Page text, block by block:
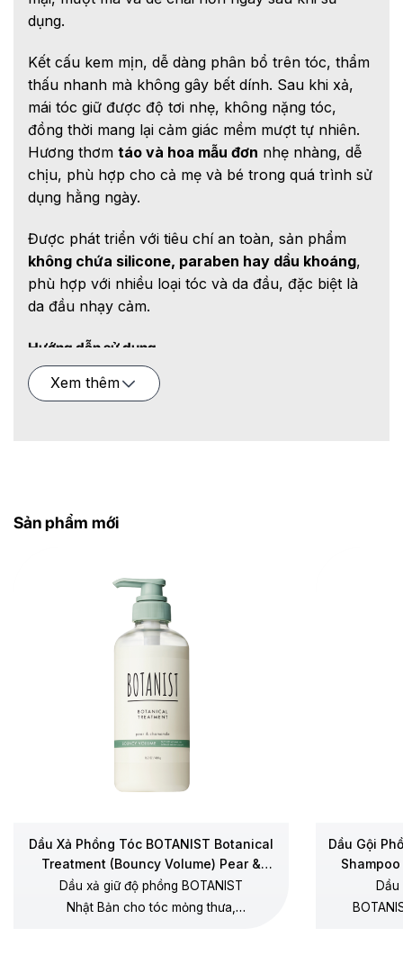
dụng.
Kết cấu kem mịn, dễ dàng phân bổ trên tóc, thẩm
thấu nhanh mà không gây bết dính. Sau khi xả,
mái tóc giữ được độ tơi nhẹ, không nặng tóc,
đồng thời mang lại cảm giác mềm mượt tự nhiên.
Hương thơm táo và hoa mẫu đơn nhẹ nhàng, dễ
chịu, phù hợp cho cả mẹ và bé trong quá trình sử
dụng hằng ngày.
Được phát triển với tiêu chí an toàn, sản phẩm
không chứa silicone, paraben hay dầu khoáng,
phù hợp với nhiều loại tóc và da đầu, đặc biệt là
da đầu nhạy cảm.
Hướng dẫn sử dụng
Sau khi gội đầu, lấy một lượng dầu xả vừa đủ,
thoa đều lên thân và ngọn tóc, massage nhẹ
nắng trực tiếp. Đậy kín nắp sau khi sử dụng.
Xem thêm
Sản phẩm mới
Dầu Xả Phồng Tóc BOTANIST Botanical
Treatment (Bouncy Volume) Pear &
Chamomile
Dầu xả giữ độ phồng BOTANIST
Nhật Bản cho tóc mỏng thưa,
Dầu Gội